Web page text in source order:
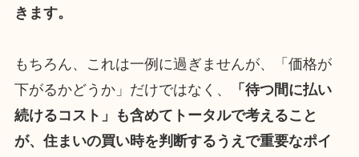
きます。
もちろん、これは一例に過ぎませんが、「価格が
下がるかどうか」だけではなく、
「待つ間に払い
続けるコスト」も含めてトータルで考えること
が、住まいの買い時を判断するうえで重要なポイ